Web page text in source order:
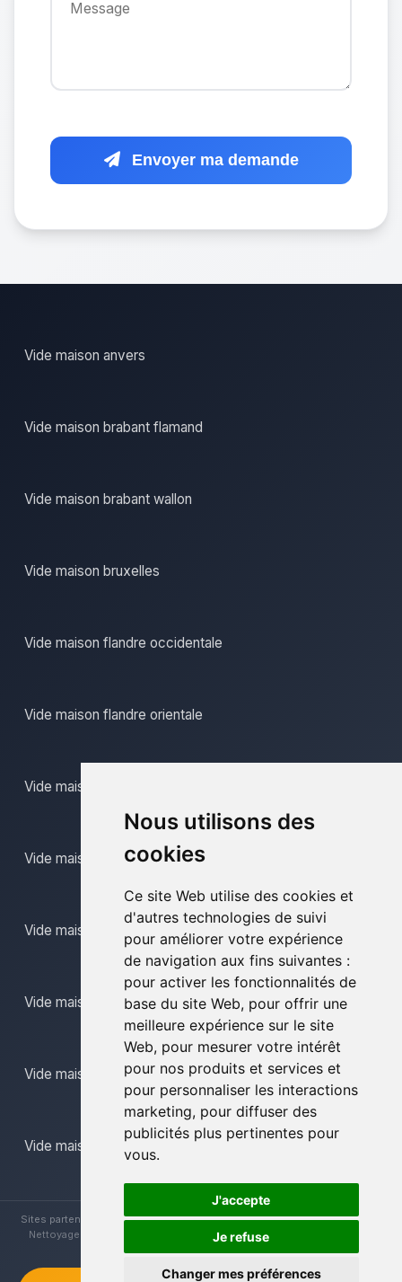
Nous utilisons des
cookies
Ce site Web utilise des cookies et
d'autres technologies de suivi
pour améliorer votre expérience
de navigation aux fins suivantes :
pour activer les fonctionnalités de
base du site Web, pour offrir une
meilleure expérience sur le site
Web, pour mesurer votre intérêt
pour nos produits et services et
pour personnaliser les interactions
marketing, pour diffuser des
publicités plus pertinentes pour
vous.
J'accepte
Je refuse
Changer mes préférences
Envoyer ma demande
Vide maison anvers
Vide maison brabant flamand
Vide maison brabant wallon
Vide maison bruxelles
Vide maison flandre occidentale
Vide maison flandre orientale
Vide maison hainaut
Vide maison liege
Vide maison limbourg
Vide maison mons
Vide maison namur
Vide maison province du luxembourg
Sites partenaires : Brocanteur Vide Maison | Vide Maison La Louvière
Nettoyage Vide Maisons
Vide Maison Hainaut